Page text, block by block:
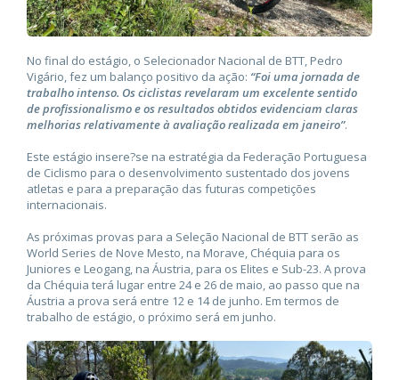
No final do estágio, o Selecionador Nacional de BTT, Pedro
Vigário, fez um balanço positivo da ação: “Foi uma jornada de
trabalho intenso. Os ciclistas revelaram um excelente sentido
de profissionalismo e os resultados obtidos evidenciam claras
melhorias relativamente à avaliação realizada em janeiro”.
Este estágio insere?se na estratégia da Federação Portuguesa
de Ciclismo para o desenvolvimento sustentado dos jovens
atletas e para a preparação das futuras competições
internacionais.
As próximas provas para a Seleção Nacional de BTT serão as
World Series de Nove Mesto, na Morave, Chéquia para os
Juniores e Leogang, na Áustria, para os Elites e Sub-23. A prova
da Chéquia terá lugar entre 24 e 26 de maio, ao passo que na
Áustria a prova será entre 12 e 14 de junho. Em termos de
trabalho de estágio, o próximo será em junho.